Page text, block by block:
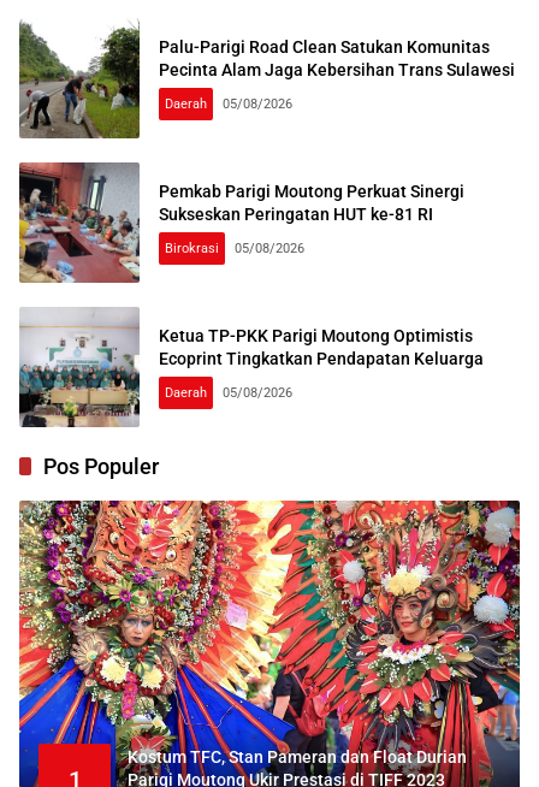
Palu-Parigi Road Clean Satukan Komunitas
Pecinta Alam Jaga Kebersihan Trans Sulawesi
Daerah 05/08/2026
Pemkab Parigi Moutong Perkuat Sinergi
Sukseskan Peringatan HUT ke-81 RI
Birokrasi 05/08/2026
Ketua TP-PKK Parigi Moutong Optimistis
Ecoprint Tingkatkan Pendapatan Keluarga
Daerah 05/08/2026
Pos Populer
1
Kostum TFC, Stan Pameran dan Float Durian
Parigi Moutong Ukir Prestasi di TIFF 2023